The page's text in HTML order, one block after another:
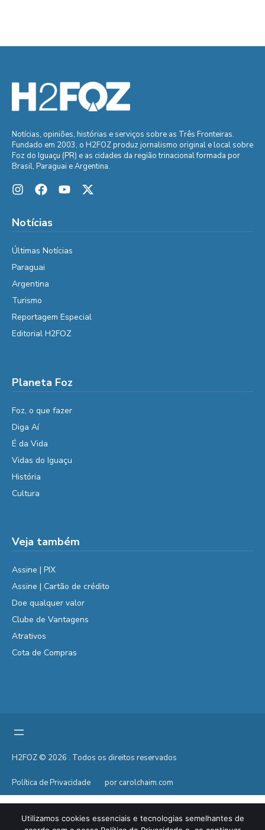
Notícias, opiniões, histórias e serviços sobre as Três Fronteiras.
Fundado em 2003, o H2FOZ produz jornalismo original e local sobre
Foz do Iguaçu (PR) e as cidades da região trinacional formada por
Brasil, Paraguai e Argentina.
Notícias
Últimas Notícias
Paraguai
Argentina
Turismo
Reportagem Especial
Editorial H2FOZ
Planeta Foz
Foz, o que fazer
Diga Aí
É da Vida
Vidas do Iguaçu
História
Cultura
Veja também
Assine | PIX
Assine | Cartão de crédito
Doe qualquer valor
Clube de Vantagens
Atrativos
Cota de Compras
H2FOZ © 2026 . Todos os direitos reservados
Política de Privacidade por carolchaim.com
Utilizamos cookies essenciais e tecnologias semelhantes de